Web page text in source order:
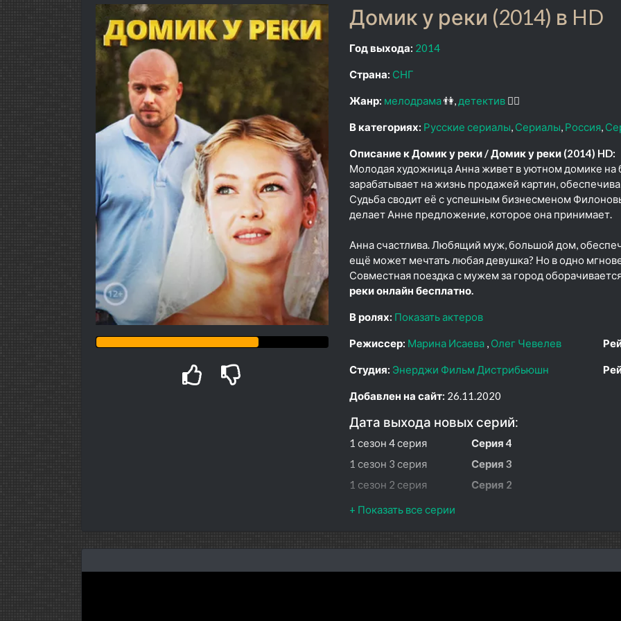
Домик у реки (2014) в HD
Год выхода: 2014
Страна: СНГ
Жанр: мелодрама👫 детектив 🕵️‍♂️
В категориях: Русские сериалы Сериалы Россия
Описание к Домик у реки / Домик у реки (2014) HD:
Молодая художница Анна живет в уютном домике на
зарабатывает на жизнь продажей картин,
Судьба сводит её с успешным бизнесменом
делает Анне предложение, которое она принимает.
Анна счастлива. Любящий муж, большой дом,
ещё может мечтать любая девушка? Но в одно
Совместная поездка с мужем за город
реки онлайн бесплатно.
В ролях: Показать актеров
Режиссер: Марина Исаева Олег Чевелев
Студия: Энерджи Фильм Дистрибьюшн
Добавлен на сайт: 26.11.2020
Дата выхода новых серий:
1 сезон 4 серия
Серия 4
1 сезон 3 серия
Серия 3
1 сезон 2 серия
Серия 2
1 сезон 1 серия